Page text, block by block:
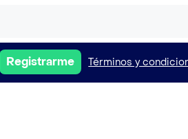
Registrarme Términos y